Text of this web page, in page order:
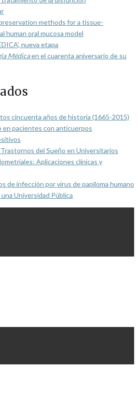
methods for a tissue-
human oral mucosa model
nueva etapa
Médicaen el cuarenta aniversario de su
cincuenta años de historia (1665-2015)
en pacientes con anticuerpos
del Sueño en Universitarios
Aplicaciones clínicas y
de infección por virus de papiloma humano
Universidad Pública